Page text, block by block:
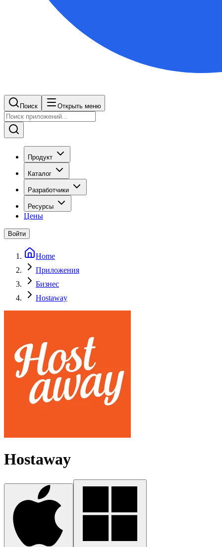
Поиск Открыть меню
Продукт
Каталог
Разработчики
Ресурсы
Цены
Войти
Home
Приложения
Бизнес
Hostaway
Hostaway